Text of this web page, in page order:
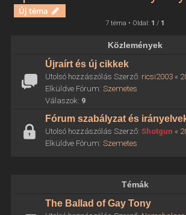
Új téma
7 téma • Oldal: 1 / 1
Közlemények
Újraírt és új cikkek
Utolsó hozzászólás Szerző: ricsi2003«
Elküldve Fórum: Szemetes
Válaszok: 9
Fórum szabályzat és
Utolsó hozzászólás Szerző: Shotgun «
Elküldve Fórum: Szemetes
Témák
The Ballad of Gay Tony